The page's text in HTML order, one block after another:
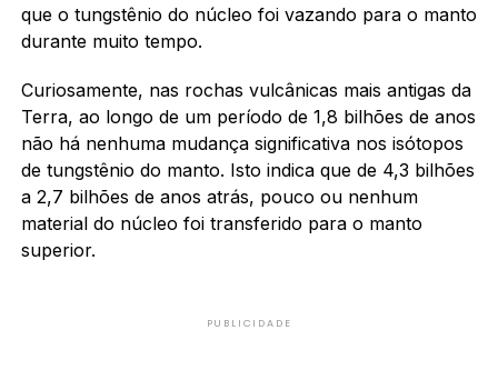
que o tungstênio do núcleo foi vazando para o manto
durante muito tempo.
Curiosamente, nas rochas vulcânicas mais antigas da
Terra, ao longo de um período de 1,8 bilhões de anos
não há nenhuma mudança significativa nos isótopos
de tungstênio do manto. Isto indica que de 4,3 bilhões
a 2,7 bilhões de anos atrás, pouco ou nenhum
material do núcleo foi transferido para o manto
superior.
PUBLICIDADE